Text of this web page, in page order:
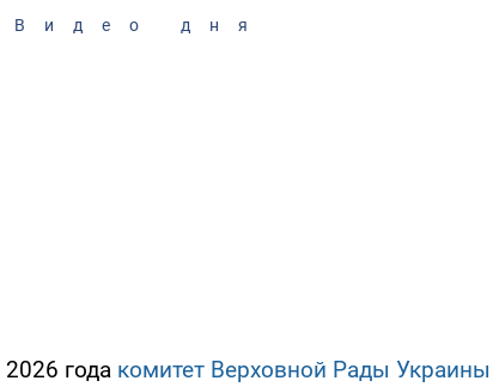
Видео дня
года комитет Верховной Рады Украины